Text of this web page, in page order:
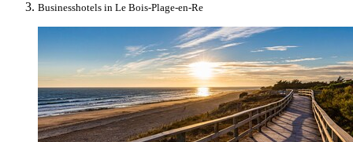
Businesshotels in Le Bois-Plage-en-Re